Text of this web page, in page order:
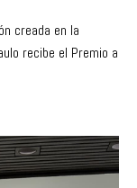
creada en la
recibe el Premio a